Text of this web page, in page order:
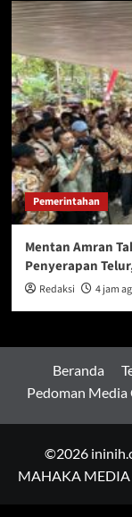
Pemerintahan
Mentan Amran
Penyerapan
Redaksi 4 jam
Beranda
Pedoman Media
©2026
MAHAKA